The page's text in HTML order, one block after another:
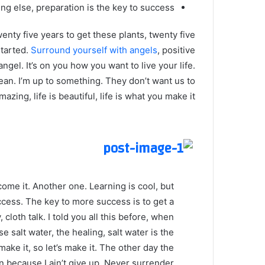
else, preparation is the key to success.
five years to get these plants, twenty five
Surround yourself with angels, positive
It’s on you how you want to live your life.
I’m up to something. They don’t want us to
life is beautiful, life is what you make it.
it. Another one. Learning is cool, but
The key to more success is to get a
cloth talk. I told you all this before, when
salt water, the healing, salt water is the
it, so let’s make it. The other day the